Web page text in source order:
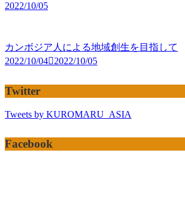
2022/10/05
カンボジア人による地域創生を目指して
2022/10/04 2022/10/05
Twitter
Tweets by KUROMARU_ASIA
Facebook